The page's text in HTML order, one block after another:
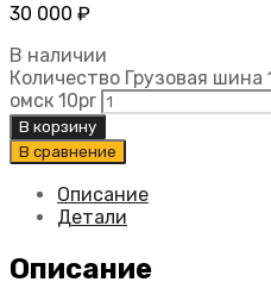
30 000 ₽
В наличии
Количество Грузовая
омск 10pr
В корзину
В сравнение
Описание
Детали
Описание